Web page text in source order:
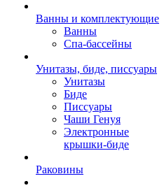
Ванны и комплектующие
Ванны
Спа-бассейны
Унитазы, биде, писсуары
Унитазы
Биде
Писсуары
Чаши Генуя
Электронные
крышки-биде
Раковины